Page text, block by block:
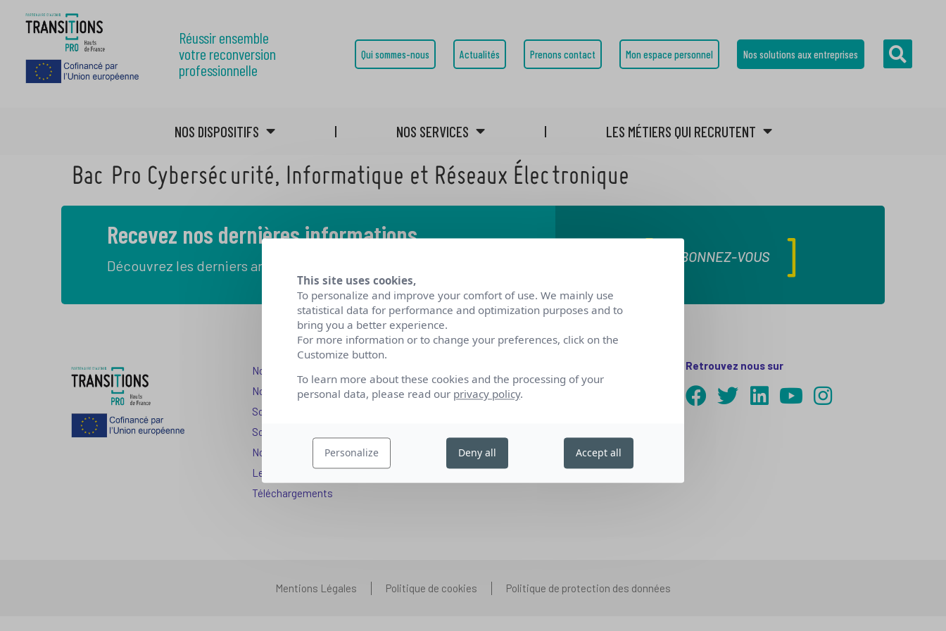
Réussir ensemble
votre reconversion
professionnelle
Qui sommes-nous Actualités Prenons contact Mon espace personnel Nos solutions aux entreprises
NOS DISPOSITIFS NOS SERVICES LES MÉTIERS QUI RECRUTENT
Bac Pro Cybersécurité, Informatique et Réseaux Électronique
Recevez nos dernières informations
Découvrez les derniers articles de notre blog
ABONNEZ-VOUS
Nos dispositifs pour se reconvertir
Nos solutions aux entreprises
Solution Compétences IA
Solution Seniors+
Nos services aux organismes de formation
Les questions que vous vous posez
Téléchargements
Nos partenariats
Nous rejoindre
Retrouvez nous sur
Mentions Légales Politique de cookies Politique de protection des données
This site uses cookies,
To personalize and improve your comfort of use. We mainly use
statistical data for performance and optimization purposes and to
bring you a better experience.
For more information or to change your preferences, click on the
Customize button.
To learn more about these cookies and the processing of your
personal data, please read our privacy policy.
Personalize Deny all Accept all